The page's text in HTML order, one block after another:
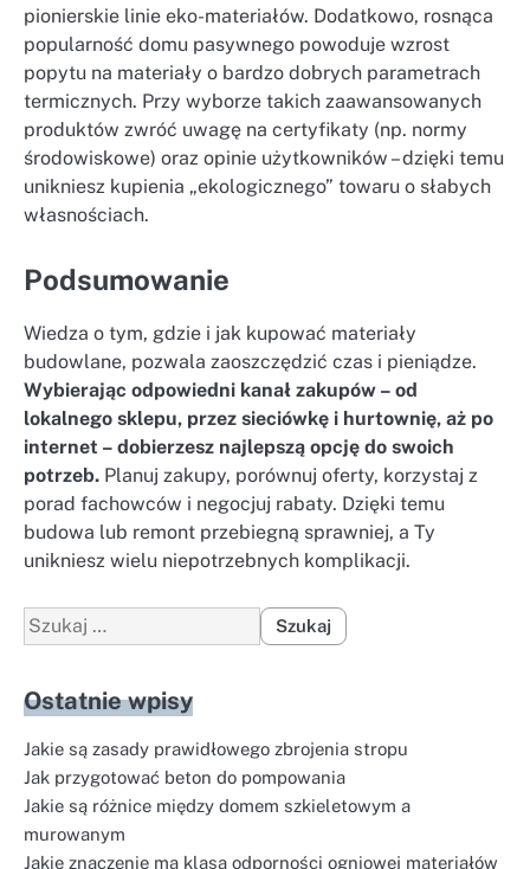
pionierskie linie eko-materiałów. Dodatkowo, rosnąca
popularność domu pasywnego powoduje wzrost
popytu na materiały o bardzo dobrych parametrach
termicznych. Przy wyborze takich zaawansowanych
produktów zwróć uwagę na certyfikaty (np. normy
środowiskowe) oraz opinie użytkowników – dzięki temu
unikniesz kupienia „ekologicznego” towaru o słabych
własnościach.
Podsumowanie
Wiedza o tym, gdzie i jak kupować materiały
budowlane, pozwala zaoszczędzić czas i pieniądze.
Wybierając odpowiedni kanał zakupów – od
lokalnego sklepu, przez sieciówkę i hurtownię, aż po
internet – dobierzesz najlepszą opcję do swoich
potrzeb. Planuj zakupy, porównuj oferty, korzystaj z
porad fachowców i negocjuj rabaty. Dzięki temu
budowa lub remont przebiegną sprawniej, a Ty
unikniesz wielu niepotrzebnych komplikacji.
Szukaj:
Ostatnie wpisy
Jakie są zasady prawidłowego zbrojenia stropu
Jak przygotować beton do pompowania
Jakie są różnice między domem szkieletowym a
murowanym
Jakie znaczenie ma klasa odporności ogniowej materiałów